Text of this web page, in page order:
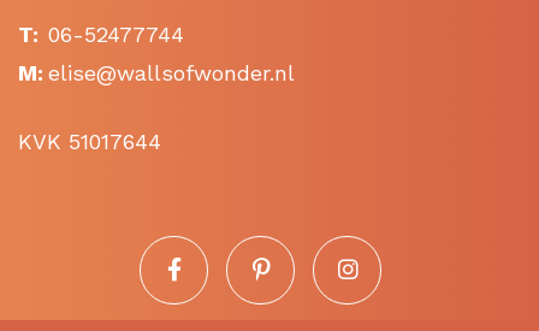
T: 06-52477744
M: elise@wallsofwonder.nl
KVK 51017644